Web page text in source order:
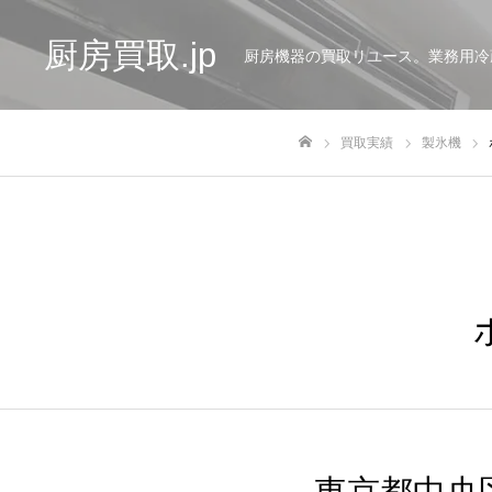
厨房買取.jp 厨房機器の買取リユース。業務用
買取実績 製氷機